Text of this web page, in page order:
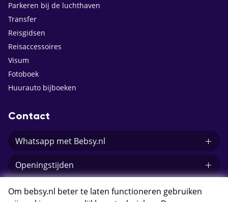
Parkeren bij de luchthaven
Transfer
Reisgidsen
Reisaccessoires
Visum
Fotoboek
Huurauto bijboeken
Contact
Whatsapp met Bebsy.nl
Openingstijden
E-mail Bebsy.nl
Om bebsy.nl beter te laten functioneren gebruiken